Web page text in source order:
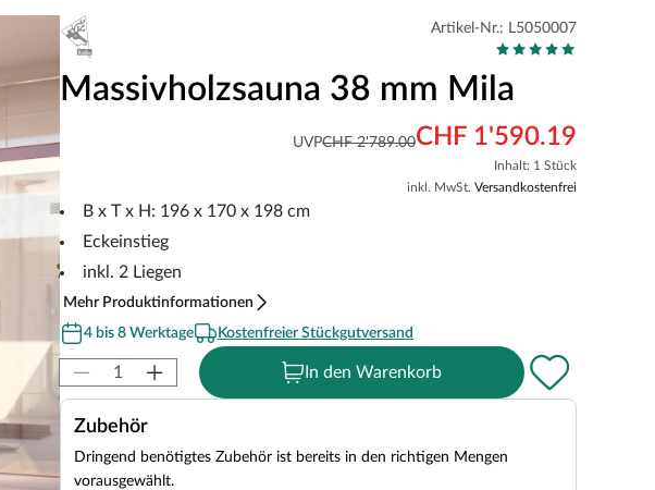
Artikel-Nr.: L5050007
Massivholzsauna 38 mm Mila
UVPCHF 2'789.00CHF 1'590.19
Inhalt: 1 Stück
inkl. MwSt. Versandkostenfrei
B x T x H: 196 x 170 x 198 cm
Eckeinstieg
inkl. 2 Liegen
Mehr Produktinformationen
4 bis 8 Werktage
Kostenfreier Stückgutversand
In den Warenkorb
Zubehör
Dringend benötigtes Zubehör ist bereits in den richtigen Mengen
vorausgewählt.